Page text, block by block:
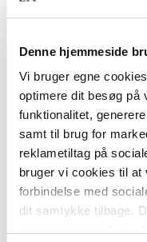
Denne hjemmeside
Vi bruger egne
optimere dit besøg på
funktionalitet,
samt til brug for
reklametiltag på
bruger vi cookies til at
forbindelse med
dit samtykke tilbage.
der vil være brug for
forskningsrelateret
have betydning i
Simon Axø, Svend
Johannes Fibiger,
Højholt, Elsebeth
Hanne Knudsen,
Krejsler, Jens Erik
Laursen, Ole Løw,
Rosén Rasmussen,